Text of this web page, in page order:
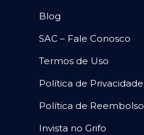
Blog
SAC – Fale Conosco
Termos de Uso
Política de Privacidade
Política de Reembolso
Invista no Grifo